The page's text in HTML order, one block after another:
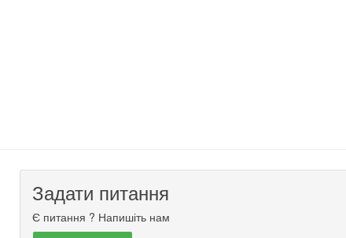
Задати питання
Є питання ? Напишіть нам